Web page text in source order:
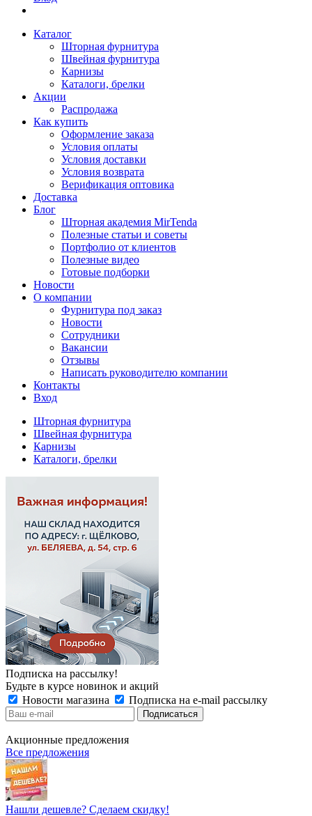
Каталог
Шторная фурнитура
Швейная фурнитура
Карнизы
Каталоги, брелки
Акции
Распродажа
Как купить
Оформление заказа
Условия оплаты
Условия доставки
Условия возврата
Верификация оптовика
Доставка
Блог
Шторная академия MirTenda
Полезные статьи и советы
Портфолио от клиентов
Полезные видео
Готовые подборки
Новости
О компании
Фурнитура под заказ
Новости
Сотрудники
Вакансии
Отзывы
Написать руководителю компании
Контакты
Вход
Шторная фурнитура
Швейная фурнитура
Карнизы
Каталоги, брелки
Подписка на рассылку!
Будьте в курсе новинок и акций
Новости магазина
Подписка на e-mail рассылку
Акционные предложения
Все предложения
Нашли дешевле? Сделаем скидку!